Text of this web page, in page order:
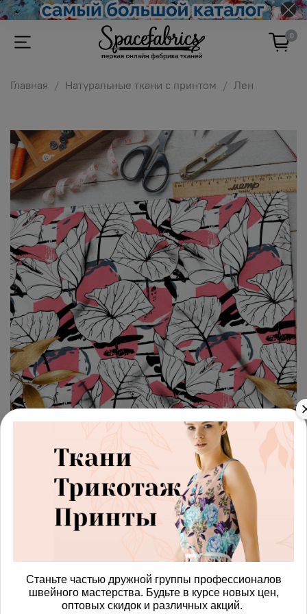
0
Главная Натуральные ткани с принтом Лен
арт. 4287674_linen
Ткань лен широкие листья
яркие
Получить доступ к оптовым ценам
В корзину
Станьте частью дружной группы профессионалов
швейного мастерства. Будьте в курсе новых цен,
оптовых скидок и различных акций.